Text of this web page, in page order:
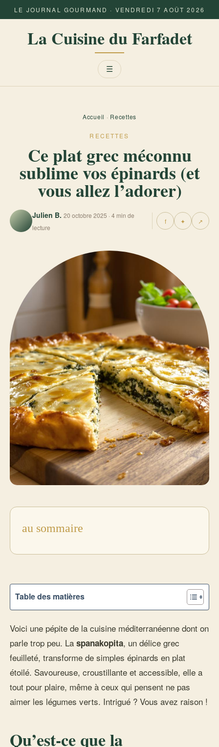
LE JOURNAL GOURMAND · VENDREDI 7 AOÛT 2026
La Cuisine du Farfadet
Menu
☰
Accueil · Recettes
RECETTES
Ce plat grec méconnu
sublime vos épinards (et
vous allez l’adorer)
Julien B. 20 octobre 2025 · 4 min de
lecture
f ✦ ↗
au sommaire
Table des matières
Voici une pépite de la cuisine méditerranéenne dont on
parle trop peu. La spanakopita, un délice grec
feuilleté, transforme de simples épinards en plat
étoilé. Savoureuse, croustillante et accessible, elle a
tout pour plaire, même à ceux qui pensent ne pas
aimer les légumes verts. Intrigué ? Vous avez raison !
Qu’est-ce que la